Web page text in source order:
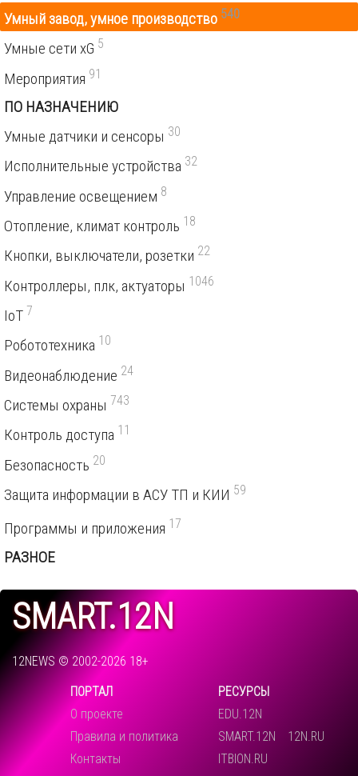
Умный завод, умное производство 540
Умные сети xG 5
Мероприятия 91
ПО НАЗНАЧЕНИЮ
Умные датчики и сенсоры 30
Исполнительные устройства 32
Управление освещением 8
Отопление, климат контроль 18
Кнопки, выключатели, розетки 22
Контроллеры, плк, актуаторы 1046
IoT 7
Робототехника 10
Видеонаблюдение 24
Системы охраны 743
Контроль доступа 11
Безопасность 20
Защита информации в АСУ ТП и КИИ 59
Программы и приложения 17
РАЗНОЕ
SMART.12N
12NEWS © 2002-2026 18+
ПОРТАЛ
О проекте
Правила и политика
Контакты
РЕСУРСЫ
EDU.12N
SMART.12N
12N.RU
ITBION.RU